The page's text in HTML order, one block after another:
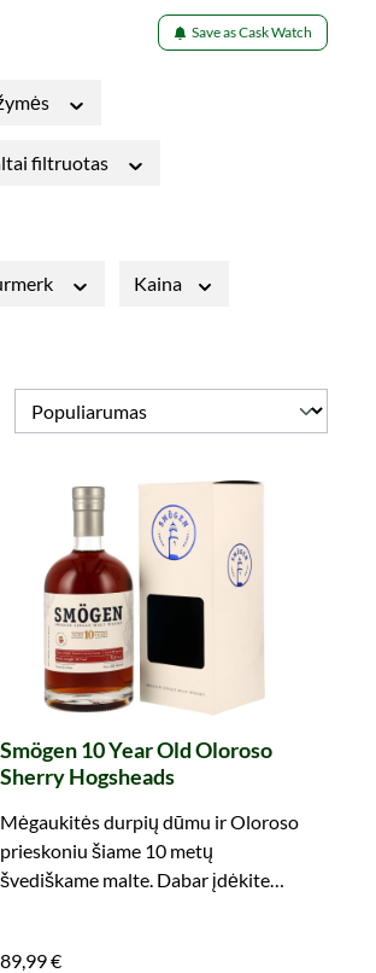
Save as Cask Watch
filtruotas
Kaina
Smögen 10 Year Old Oloroso
Sherry Hogsheads
Mėgaukitės durpių dūmu ir Oloroso
prieskoniu šiame 10 metų
švediškame malte. Dabar įdėkite
89,99 €